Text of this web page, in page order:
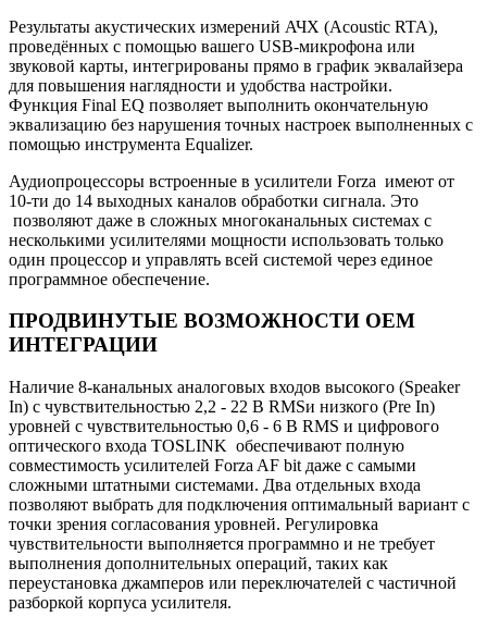
Результаты акустических измерений АЧХ (Acoustic RTA),
проведённых с помощью вашего USB-микрофона или
звуковой карты, интегрированы прямо в график эквалайзера
для повышения наглядности и удобства настройки.
Функция Final EQ позволяет выполнить окончательную
эквализацию без нарушения точных настроек выполненных с
помощью инструмента Equalizer.
Аудиопроцессоры встроенные в усилители Forza имеют от
10-ти до 14 выходных каналов обработки сигнала. Это
позволяют даже в сложных многоканальных системах с
несколькими усилителями мощности использовать только
один процессор и управлять всей системой через единое
программное обеспечение.
ПРОДВИНУТЫЕ ВОЗМОЖНОСТИ ОЕМ
ИНТЕГРАЦИИ
Наличие 8-канальных аналоговых входов высокого (Speaker
In) с чувствительностью 2,2 - 22 В RMSи низкого (Pre In)
уровней с чувствительностью 0,6 - 6 В RMS и цифрового
оптического входа TOSLINK обеспечивают полную
совместимость усилителей Forza AF bit даже с самыми
сложными штатными системами. Два отдельных входа
позволяют выбрать для подключения оптимальный вариант с
точки зрения согласования уровней. Регулировка
чувствительности выполняется программно и не требует
выполнения дополнительных операций, таких как
переустановка джамперов или переключателей с частичной
разборкой корпуса усилителя.